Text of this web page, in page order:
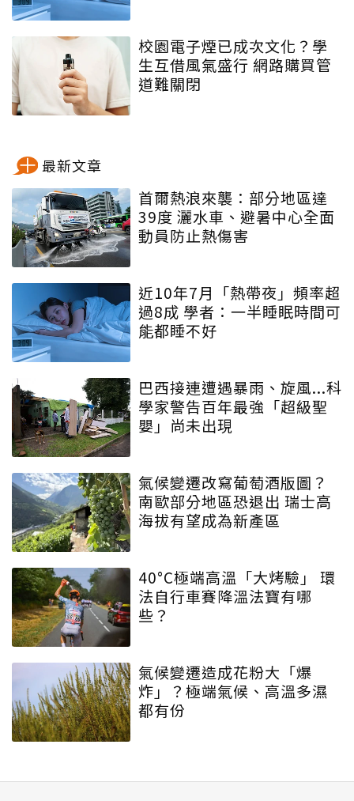
校園電子煙已成次文化？學
生互借風氣盛行 網路購買管
道難關閉
最新文章
首爾熱浪來襲：部分地區達
39度 灑水車、避暑中心全面
動員防止熱傷害
近10年7月「熱帶夜」頻率超
過8成 學者：一半睡眠時間可
能都睡不好
巴西接連遭遇暴雨、旋風...科
學家警告百年最強「超級聖
嬰」尚未出現
氣候變遷改寫葡萄酒版圖？
南歐部分地區恐退出 瑞士高
海拔有望成為新產區
40°C極端高溫「大烤驗」 環
法自行車賽降溫法寶有哪
些？
氣候變遷造成花粉大「爆
炸」？極端氣候、高溫多濕
都有份